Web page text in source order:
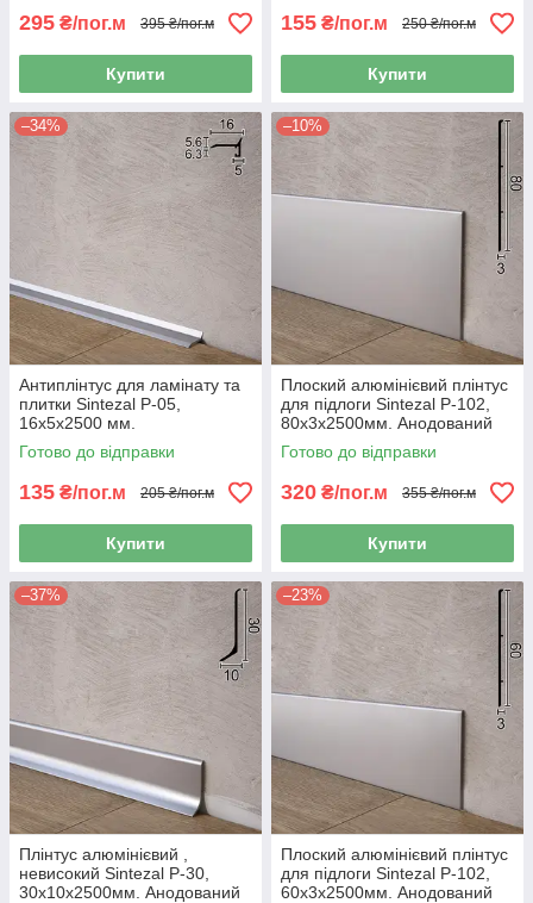
295 ₴/пог.м 395 ₴/пог.м
Купити
155 ₴/пог.м 250 ₴/пог.м
Купити
–34%
Антиплінтус для ламінату та
плитки Sintezal P-05,
16х5х2500 мм.
Готово до відправки
135 ₴/пог.м 205 ₴/пог.м
Купити
–10%
Плоский алюмінієвий плінтус
для підлоги Sintezal P-102,
80х3х2500мм. Анодований
Готово до відправки
320 ₴/пог.м 355 ₴/пог.м
Купити
–37%
Плінтус алюмінієвий ,
невисокий Sintezal P-30,
30х10х2500мм. Анодований
–23%
Плоский алюмінієвий плінтус
для підлоги Sintezal P-102,
60х3х2500мм. Анодований